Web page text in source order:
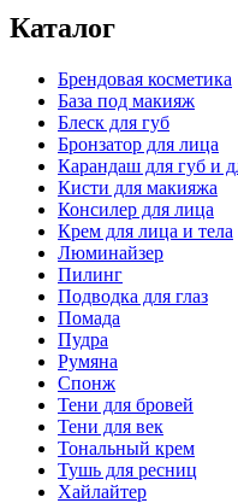
Каталог
Брендовая косметика
База под макияж
Блеск для губ
Бронзатор для лица
Карандаш для губ и
Кисти для макияжа
Консилер для лица
Крем для лица и тела
Люминайзер
Пилинг
Подводка для глаз
Помада
Пудра
Румяна
Спонж
Тени для бровей
Тени для век
Тональный крем
Тушь для ресниц
Хайлайтер